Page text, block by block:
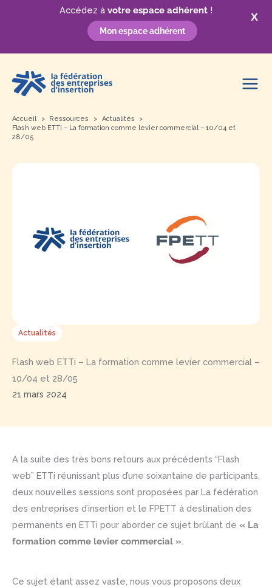
X
Accédez à votre espace adhérent !
Mon espace adhérent
contenu
Accueil Ressources
Actualités
Flash web ETTi – La formation comme levier commercial – 10/04 et
28/05
Actualités
Flash web ETTi – La formation comme levier commercial –
10/04 et 28/05
21 mars 2024
A la suite des très bons retours aux précédents “Flash
web” ETTi réunissant plus d’une soixantaine de participants,
deux nouvelles sessions sont proposées par La fédération
des entreprises d’insertion et le FPETT à destination des
permanents en ETTi pour aborder ce sujet brûlant de « La
formation comme levier commercial »
Ce sujet étant assez vaste, nous vous proposons deux